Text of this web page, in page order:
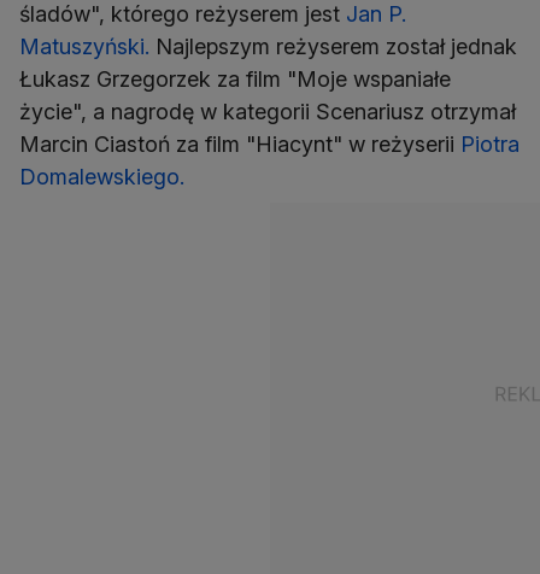
śladów", którego reżyserem jest Jan P.
Matuszyński. Najlepszym reżyserem został jednak
Łukasz Grzegorzek za film "Moje wspaniałe
życie", a nagrodę w kategorii Scenariusz otrzymał
Marcin Ciastoń za film "Hiacynt" w reżyserii Piotra
Domalewskiego.